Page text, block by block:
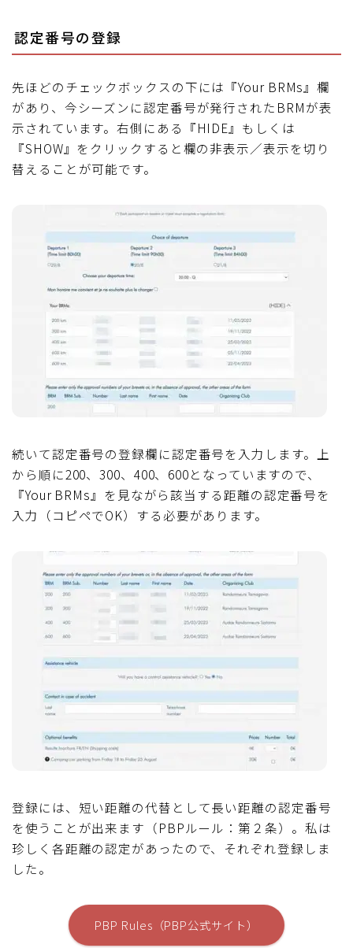
認定番号の登録
先ほどのチェックボックスの下には『Your BRMs』欄
があり、今シーズンに認定番号が発行されたBRMが表
示されています。右側にある『HIDE』もしくは
『SHOW』をクリックすると欄の非表示／表示を切り
替えることが可能です。
続いて認定番号の登録欄に認定番号を入力します。上
から順に200、300、400、600となっていますので、
『Your BRMs』を見ながら該当する距離の認定番号を
入力（コピペでOK）する必要があります。
登録には、短い距離の代替として長い距離の認定番号
を使うことが出来ます（PBPルール：第２条）。私は
珍しく各距離の認定があったので、それぞれ登録しま
した。
PBP Rules（PBP公式サイト）